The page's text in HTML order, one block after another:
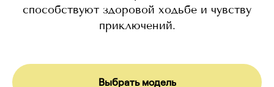
способствуют здоровой ходьбе и чувству
приключений.
Выбрать модель